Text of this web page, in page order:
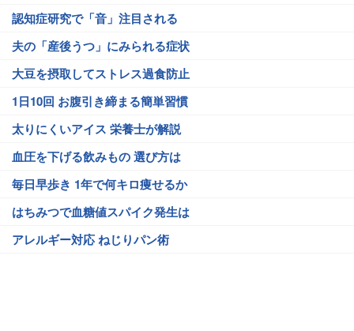
認知症研究で「音」注目される
夫の「産後うつ」にみられる症状
大豆を摂取してストレス過食防止
1日10回 お腹引き締まる簡単習慣
太りにくいアイス 栄養士が解説
血圧を下げる飲みもの 選び方は
毎日早歩き 1年で何キロ痩せるか
はちみつで血糖値スパイク発生は
アレルギー対応 ねじりパン術